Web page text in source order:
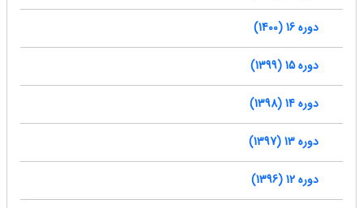
دوره 16 (1400)
دوره 15 (1399)
دوره 14 (1398)
دوره 13 (1397)
دوره 12 (1396)